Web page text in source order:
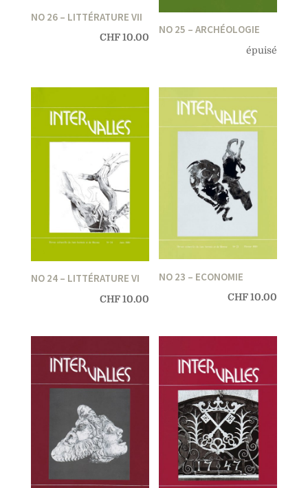
NO 26 – LITTÉRATURE VII
CHF10.00
NO 25 – ARCHÉOLOGIE
épuisé
NO 24 – LITTÉRATURE VI
CHF10.00
NO 23 – ECONOMIE
CHF10.00